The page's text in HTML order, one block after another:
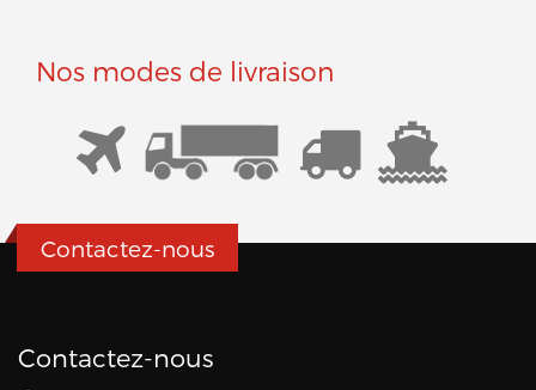
Nos modes de livraison
Contactez-nous
Contactez-nous